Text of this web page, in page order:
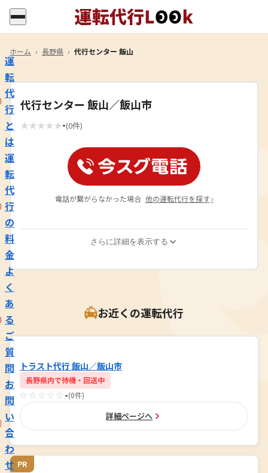
運
転
代
行
と
は
運
転
代
行
の
料
金
よ
く
あ
る
ご
質
問
お
問
い
合
わ
せ
ホーム › 長野県 › 代行センター 飯山
代行センター 飯山／飯山市
★★★★★-(0件)
電話が繋がらなかった場合 他の運転代行を探す ›
さらに詳細を表示する
お近くの運転代行
トラスト代行 飯山／飯山市
長野県内で待機・回送中
☆☆☆☆☆ -(0件)
詳細ページへ
PR